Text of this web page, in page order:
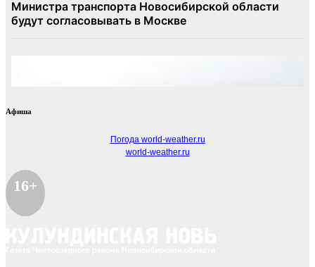
Афиша
Погода world-weather.ru
world-weather.ru
16+